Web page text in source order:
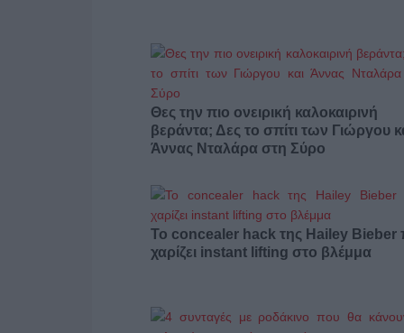
Θες την πιο ονειρική καλοκαιρινή
βεράντα; Δες το σπίτι των Γιώργου
Άννας Νταλάρα στη Σύρο
Το concealer hack της Hailey Bieber
χαρίζει instant lifting στο βλέμμα